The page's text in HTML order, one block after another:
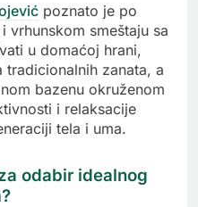
poznato je po
smeštaju sa
u domaćoj hrani,
zanata, a
bazenu okruženom
i relaksacije
tela i uma.
odabir idealnog